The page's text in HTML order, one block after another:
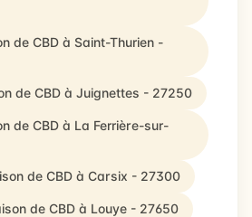
de CBD à Saint-Thurien -
de CBD à Juignettes - 27250
de CBD à La Ferrière-sur-
de CBD à Carsix - 27300
de CBD à Louye - 27650